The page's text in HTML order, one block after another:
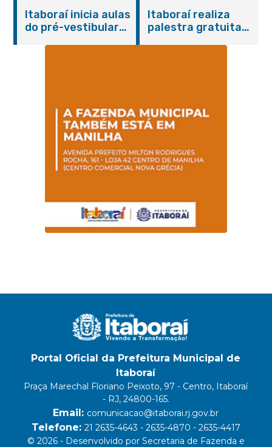
sexta-feira (07/08)
primeiros socorros
em Itaboraí
Itaboraí inicia aulas
do pré-vestibular
Itaboraí realiza
palestra gratuita
Portal Oficial da Prefeitura Municipal de
Itaboraí
Praça Marechal Floriano Peixoto, 97 - Centro, Itaboraí
- RJ, 24800-165.
Email: comunicacao@itaborai.rj.gov.br
Telefone: 21 2635-4643 - 2635-4870 - 2635-4417
© 2026 - Desenvolvido por Secretaria de Fazenda e